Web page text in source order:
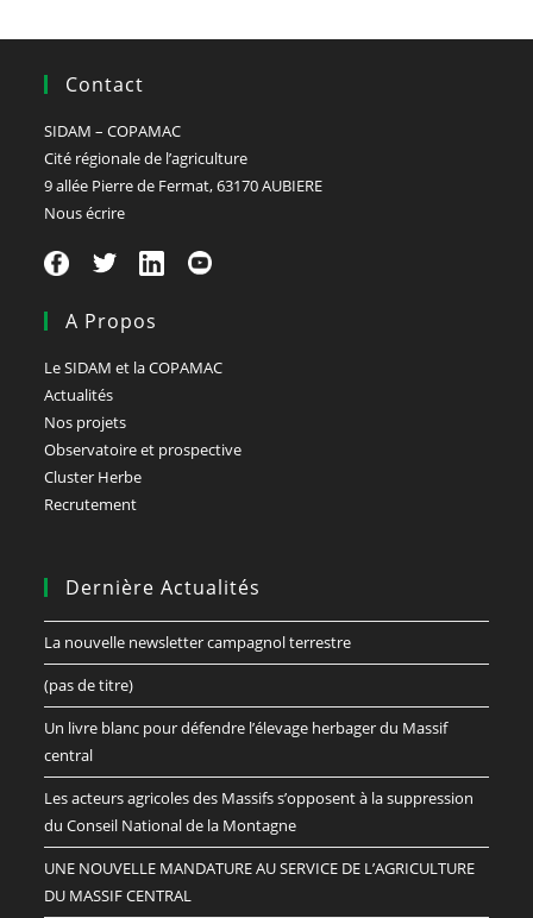
Contact
SIDAM – COPAMAC
Cité régionale de l’agriculture
9 allée Pierre de Fermat, 63170 AUBIERE
Nous écrire
A Propos
Le SIDAM et la COPAMAC
Actualités
Nos projets
Observatoire et prospective
Cluster Herbe
Recrutement
Dernière Actualités
La nouvelle newsletter campagnol terrestre
(pas de titre)
Un livre blanc pour défendre l’élevage herbager du Massif
central
Les acteurs agricoles des Massifs s’opposent à la suppression
du Conseil National de la Montagne
UNE NOUVELLE MANDATURE AU SERVICE DE L’AGRICULTURE
DU MASSIF CENTRAL